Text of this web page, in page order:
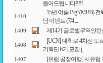
들어드립니다!!!!!
1410
15년 여름 Big3(MBB)
담 이벤트 (7/4 ...
1409 제14기 글로벌무역인턴
1408
[UCN] 대학로 4차선 도
기획단 6기 모집 (...
1407 [유럽 공정여행] 서유